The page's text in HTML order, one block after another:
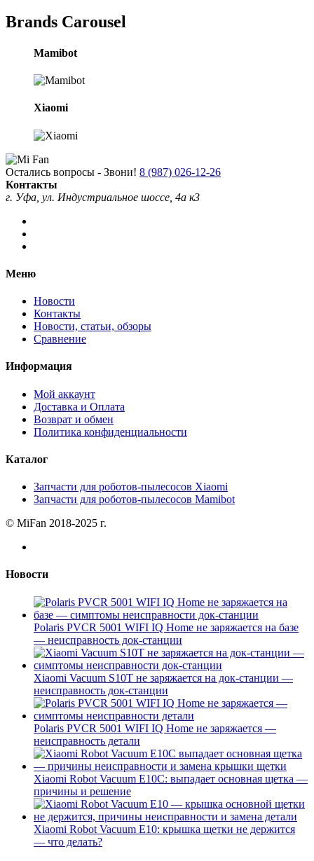
Brands Carousel
Mamibot
Xiaomi
Остались вопросы - Звони! 8 (987) 026-12-26
Контакты
г. Уфа, ул. Индустриальное шоссе, 4а к3
Меню
Новости
Контакты
Новости, статьи, обзоры
Сравнение
Информация
Мой аккаунт
Доставка и Оплата
Возврат и обмен
Политика конфиденциальности
Каталог
Запчасти для роботов-пылесосов Xiaomi
Запчасти для роботов-пылесосов Mamibot
© MiFan 2018-2025 г.
Новости
Polaris PVCR 5001 WIFI IQ Home не заряжается на базе
— неисправность док-станции
Xiaomi Vacuum S10T не заряжается на док-станции —
неисправность док-станции
Polaris PVCR 5001 WIFI IQ Home не заряжается —
неисправность детали
Xiaomi Robot Vacuum E10C: выпадает основная щетка —
причины и решение
Xiaomi Robot Vacuum E10: крышка щетки не держится
— что делать?